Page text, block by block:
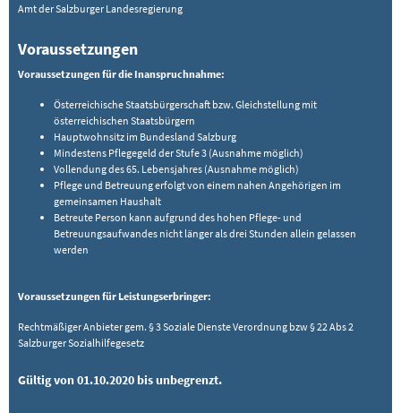
Amt der Salzburger Landesregierung
Voraussetzungen
Voraussetzungen für die Inanspruchnahme:
Österreichische Staatsbürgerschaft bzw. Gleichstellung mit
österreichischen Staatsbürgern
Hauptwohnsitz im Bundesland Salzburg
Mindestens Pflegegeld der Stufe 3 (Ausnahme möglich)
Vollendung des 65. Lebensjahres (Ausnahme möglich)
Pflege und Betreuung erfolgt von einem nahen Angehörigen im
gemeinsamen Haushalt
Betreute Person kann aufgrund des hohen Pflege- und
Betreuungsaufwandes nicht länger als drei Stunden allein gelassen
werden
Voraussetzungen für Leistungserbringer:
Rechtmäßiger Anbieter gem. § 3 Soziale Dienste Verordnung bzw § 22 Abs 2
Salzburger Sozialhilfegesetz
Gültig von 01.10.2020 bis unbegrenzt.